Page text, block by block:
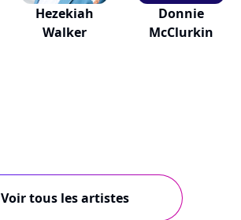
Hezekiah
Walker
Donnie
McClurkin
Voir tous les artistes